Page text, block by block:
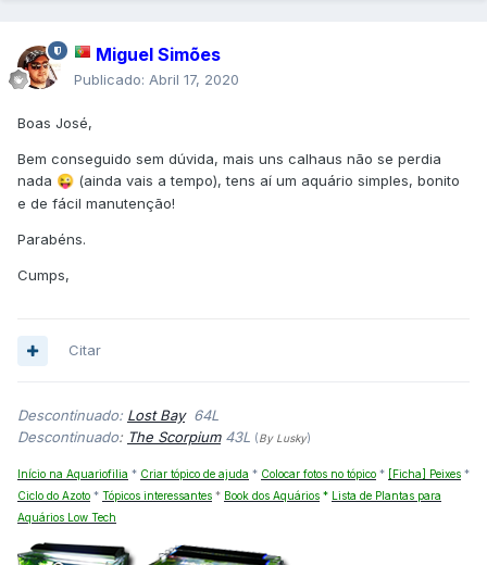
Miguel Simões
Publicado: Abril 17, 2020
Boas José,
Bem conseguido sem dúvida, mais uns calhaus não se perdia
nada 😜 (ainda vais a tempo), tens aí um aquário simples, bonito
e de fácil manutenção!
Parabéns.
Cumps,
Citar
Descontinuado: Lost Bay64L
Descontinuado: The Scorpium43L (By Lusky)
Início na Aquariofilia * Criar tópico de ajuda * Colocar fotos no tópico * [Ficha] Peixes *
Ciclo do Azoto * Tópicos interessantes * Book dos Aquários *
Lista de Plantas para
Aquários Low Tech